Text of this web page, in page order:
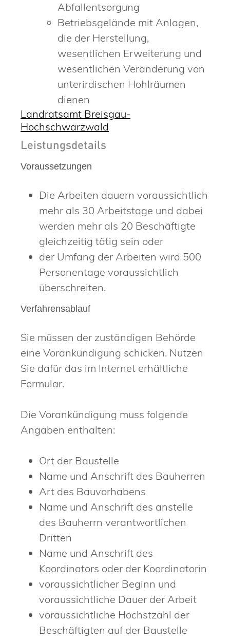
Abfallentsorgung
Betriebsgelände mit Anlagen,
die der Herstellung,
wesentlichen Erweiterung und
wesentlichen Veränderung von
unterirdischen Hohlräumen
dienen
Landratsamt Breisgau-
Hochschwarzwald
Leistungsdetails
Voraussetzungen
Die Arbeiten dauern voraussichtlich
mehr als 30 Arbeitstage und dabei
werden mehr als 20 Beschäftigte
gleichzeitig tätig sein oder
der Umfang der Arbeiten wird 500
Personentage voraussichtlich
überschreiten.
Verfahrensablauf
Sie müssen der zuständigen Behörde
eine Vorankündigung schicken. Nutzen
Sie dafür das im Internet erhältliche
Formular.
Die Vorankündigung muss folgende
Angaben enthalten:
Ort der Baustelle
Name und Anschrift des Bauherren
Art des Bauvorhabens
Name und Anschrift des anstelle
des Bauherrn verantwortlichen
Dritten
Name und Anschrift des
Koordinators oder der Koordinatorin
voraussichtlicher Beginn und
voraussichtliche Dauer der Arbeit
voraussichtliche Höchstzahl der
Beschäftigten auf der Baustelle